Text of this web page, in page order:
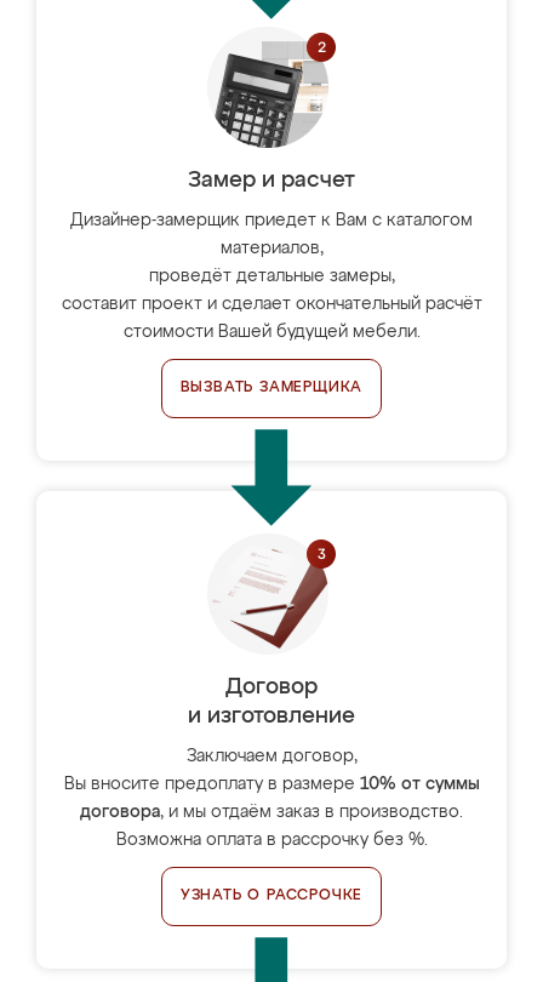
Замер и расчет
Дизайнер-замерщик приедет к Вам с каталогом
материалов,
проведёт детальные замеры,
составит проект и сделает окончательный расчёт
стоимости Вашей будущей мебели.
ВЫЗВАТЬ ЗАМЕРЩИКА
Договор
и изготовление
Заключаем договор,
Вы вносите предоплату в размере 10% от суммы
договора, и мы отдаём заказ в производство.
Возможна оплата в рассрочку без %.
УЗНАТЬ О РАССРОЧКЕ